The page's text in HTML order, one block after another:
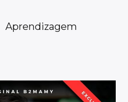
Aprendizagem